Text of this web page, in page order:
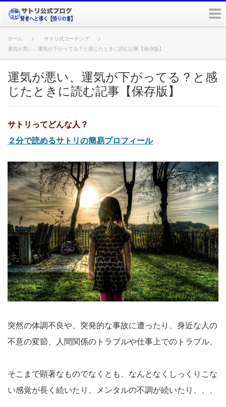
ホーム
サトリ式コーチング
運気が悪い、運気が下がってる？と感じたときに読む記事【保存版】
運気が悪い、運気が下がってる？と感
じたときに読む記事【保存版】
サトリってどんな人？
２分で読めるサトリの簡易プロフィール
突然の体調不良や、突発的な事故に遭ったり、身近な人の
不意の変節、人間関係のトラブルや仕事上でのトラブル、
そこまで顕著なものでなくとも、なんとなくしっくりこな
い感覚が長く続いたり、メンタルの不調が続いたり、、、